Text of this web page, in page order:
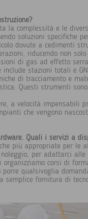
la complessità e le
soluzioni specifiche
dovute a cedimenti
riducendo non
di gas ad effetto
stazioni totali e
di tracciamento e
Questi strumenti
a velocità impensabili
che vengono
Quali i servizi a
più appropriate per le
per adattarci alle
corsi di
qualsivoglia
semplice fornitura di